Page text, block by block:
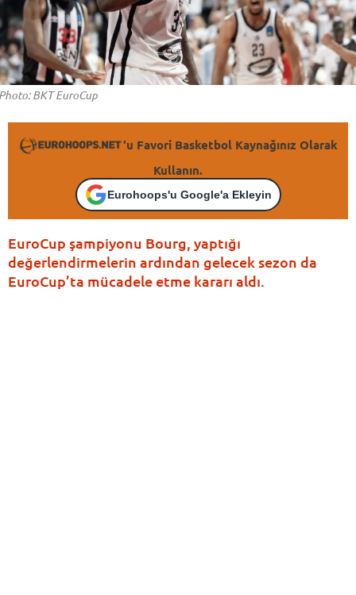
BKT EuroCup
'u Favori Basketbol Kaynağınız Olarak
Kullanın.
Eurohoops'u Google'a Ekleyin
EuroCup şampiyonu Bourg, yaptığı
değerlendirmelerin ardından gelecek sezon da
EuroCup’ta mücadele etme kararı aldı.